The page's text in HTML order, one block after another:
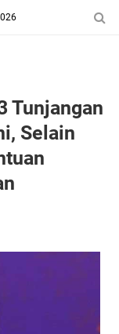
Tunjangan
Selain